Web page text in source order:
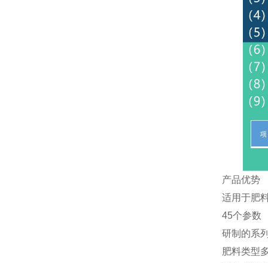
产品优势
适用于肥
45个参数
研制的系
肥料类型